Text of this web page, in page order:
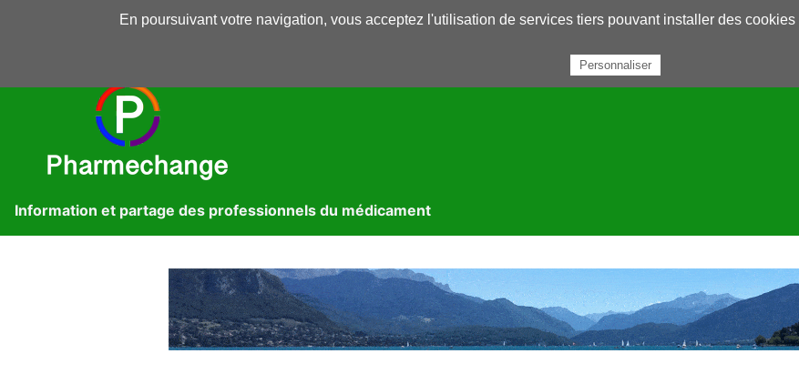
Pharmechange Forums Dossiers Presse Librairie Annuaires Petites annonces Nous contacter
Information et partage des professionnels du médicament
En poursuivant votre navigation, vous acceptez l'utilisation de services tiers pouvant installer des cookies
Personnaliser